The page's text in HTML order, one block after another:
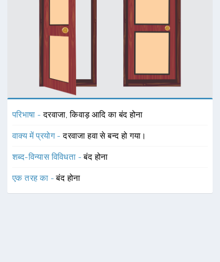
परिभाषा -दरवाजा, किवाड़ आदि का बंद होना
वाक्य में प्रयोग -दरवाजा हवा से बन्द हो गया।
शब्द-विन्यास विविधता -बंद होना
एक तरह का -बंद होना